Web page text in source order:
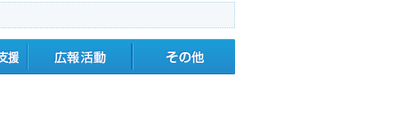
・応援広報活動 その他